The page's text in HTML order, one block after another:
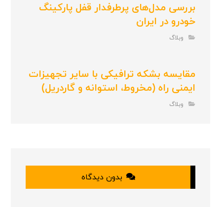
بررسی مدل‌های پرطرفدار قفل پارکینگ
خودرو در ایران
وبلاگ
مقایسه بشکه ترافیکی با سایر تجهیزات
ایمنی راه (مخروط، استوانه و گاردریل)
وبلاگ
بدون دیدگاه